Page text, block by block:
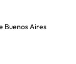
Buenos Aires